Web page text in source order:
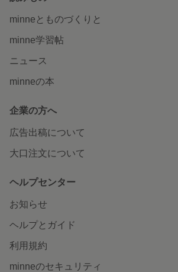
minneとものづくりと
minne学習帖
ニュース
minneの本
企業の方へ
広告出稿について
大口注文について
ヘルプセンター
お知らせ
ヘルプとガイド
利用規約
minneのセキュリティ